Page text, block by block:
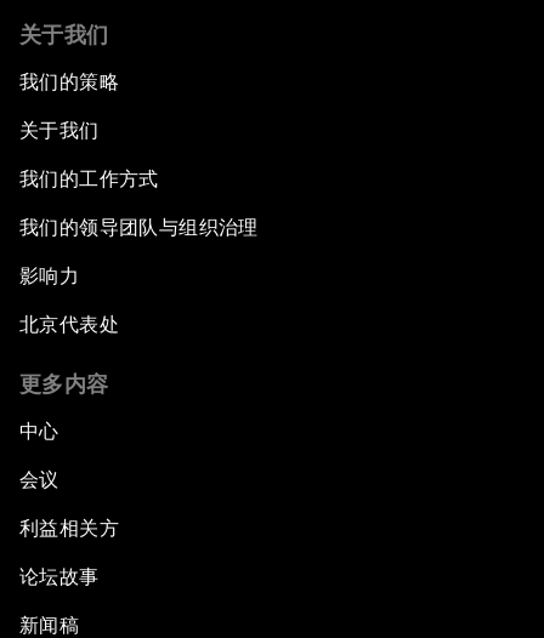
关于我们
我们的策略
关于我们
我们的工作方式
我们的领导团队与组织治理
影响力
北京代表处
更多内容
中心
会议
利益相关方
论坛故事
新闻稿